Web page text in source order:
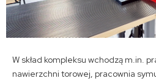
W skład kompleksu wchodzą m.in.
nawierzchni torowej, pracownia